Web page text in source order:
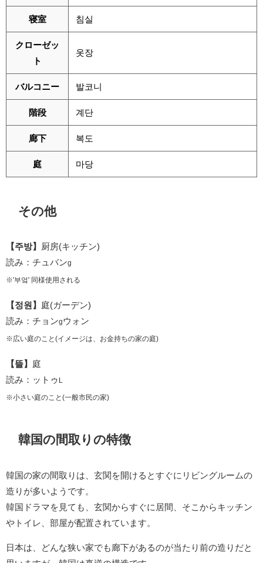
寝室 침실
クローゼッ
ト
옷장
バルコニー 발코니
階段 계단
廊下 복도
庭 마당
その他
【주방】
厨房(キッチン)
読み：チュバンg
※'부엌' 同様使用される
【정원】 庭(ガーデン)
読み：チョンgウォン
※広い庭のこと(イメージは、お金持ちの家の庭)
【뜰】 庭
読み：ットゥ
※小さい庭のこと(一般市民の家)
韓国の間取りの特徴
韓国の家の間取りは、玄関を開けるとすぐにリビングルームの
造りが多いようです。
韓国ドラマを見ても、玄関からすぐに居間、そこからキッチン
やトイレ、部屋が配置されています。
日本は、どんな狭い家でも廊下があるのが当たり前の造りだと